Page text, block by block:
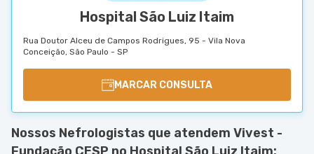
Hospital São Luiz Itaim
Rua Doutor Alceu de Campos Rodrigues, 95 - Vila Nova
Conceição, São Paulo - SP
MARCAR CONSULTA
Nossos Nefrologistas que atendem Vivest -